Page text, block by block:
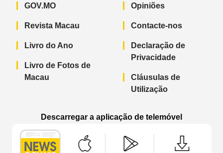
GOV.MO
Revista Macau
Livro do Ano
Livro de Fotos de
Macau
Opiniões
Contacte-nos
Declaração de
Privacidade
Cláusulas de
Utilização
Descarregar a aplicação de telemóvel